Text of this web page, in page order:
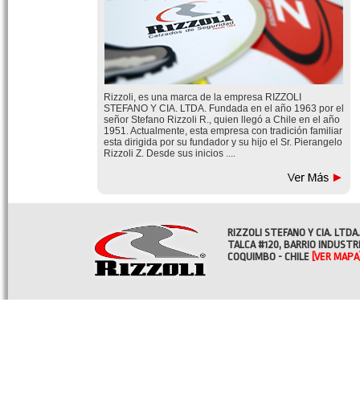
Rizzoli, es una marca de la empresa RIZZOLI
STEFANO Y CIA. LTDA. Fundada en el año 1963 por el
señor Stefano Rizzoli R., quien llegó a Chile en el año
1951. Actualmente, esta empresa con tradición familiar
esta dirigida por su fundador y su hijo el Sr. Pierangelo
Rizzoli Z. Desde sus inicios ....
RIZZOLI STEFANO Y CIA. LTDA.
TALCA #120, BARRIO
COQUIMBO - CHILE [VER